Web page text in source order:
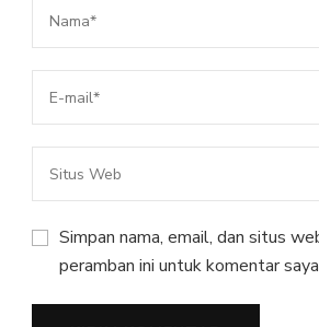
Simpan nama, email, dan situs
peramban ini untuk komentar